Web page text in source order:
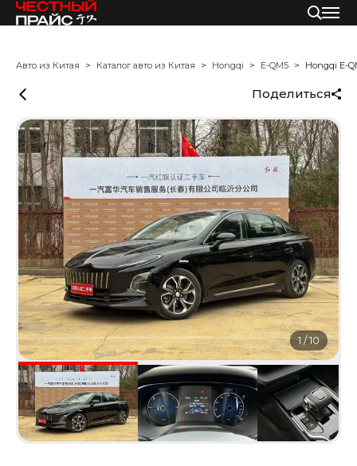
Авто из Китая Каталог авто из Китая Hongqi E-QM5 Hongqi E-
Поделиться
1 /10